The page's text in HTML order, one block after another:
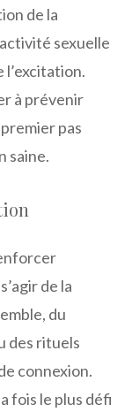
de la
sexuelle
l’excitation.
à prévenir
pas
saine.
de la
du
des rituels
connexion.
fois le plus défi